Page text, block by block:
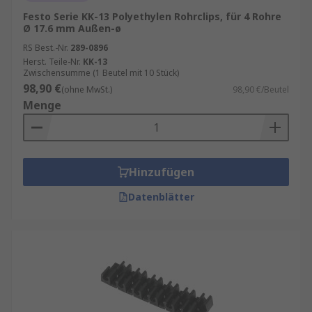
Vielseitigkeit: Rohr-Clips eignen sich für
eine Vielzahl von Rohrtypen und -größen.
Sie können sowohl in privaten Haushalten
als auch in gewerblichen und industriellen
Anwendungen verwendet werden.
Langlebigkeit: Besonders hochwertige
Rohr-Clips aus Metall oder Kunststoff
aus. Sie sind widerstandsfähig gegenüber
Umwelteinflüssen, Korrosion und
Abnutzung und bieten daher eine
Rohr-Clips werden in vielen Bereichen
Festo Serie KK-13 Polyethylen Rohrclips, für 4 Rohre
Ø 17.6 mm Außen-ø
RS Best.-Nr. 289-0896
Herst. Teile-Nr. KK-13
Zwischensumme (1 Beutel mit 10 Stück)
98,90 €(ohne MwSt.) 98,90 €/Beutel
Menge
Hinzufügen
Datenblätter